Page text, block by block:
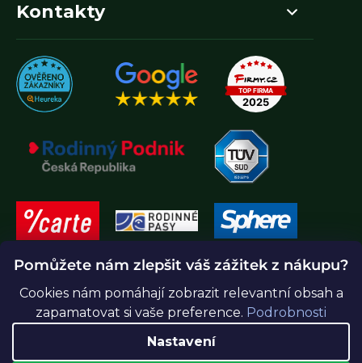
Pomůžete nám zlepšit váš zážitek z nákupu?
Cookies nám pomáhají zobrazit relevantní obsah a
zapamatovat si vaše preference. Podrobnosti
Nastavení
Kontakty